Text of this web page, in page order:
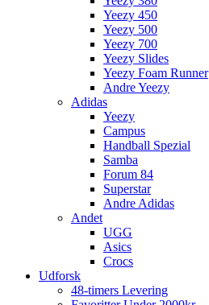
Yeezy 450
Yeezy 500
Yeezy 700
Yeezy Slides
Yeezy Foam Runner
Andre Yeezy
Adidas
Yeezy
Campus
Handball Spezial
Samba
Forum 84
Superstar
Andre Adidas
Andet
UGG
Asics
Crocs
Udforsk
48-timers Levering